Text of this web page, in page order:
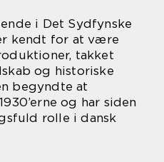
i Det Sydfynske
kendt for at være
takket
og historiske
begyndte at
og har siden
rolle i dansk